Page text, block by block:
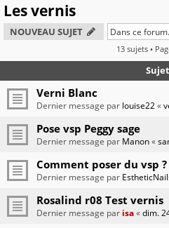
Les vernis
NOUVEAU SUJET
13 sujets •
Verni Blanc
Dernier message par louise22«
Pose vsp Peggy sage
Dernier message par Manon«
Comment poser du vsp ?
Dernier message par
Rosalind r08 Test vernis
Dernier message par isa«dim.